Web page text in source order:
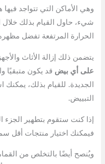
وهي الأماكن التي تتواجد
شيء، حاول القيام بذلك خلال
الحرارة المرتفعة تفضل
يتضمن ذلك إزالة الأثاث
على أي بيض قد يكون متبقيًا
الجديدة. للقيام بذلك، يمكنك
التبييض.
إذا كنت ستقوم بتطهير الجزء
فيمكنك اختيار منتجات أقل
ويُنصح أيضًا بالتخلص من